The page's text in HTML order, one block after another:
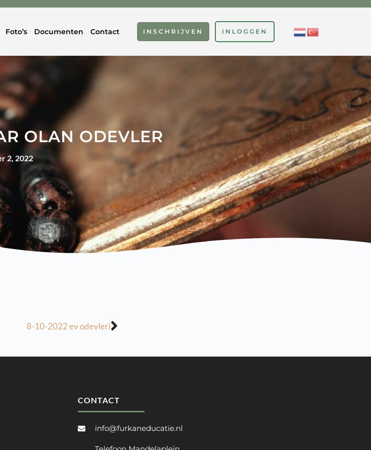
Foto’s Documenten Contact INSCHRIJVEN INLOGGEN
OLAN ODEVLER
2, 2022
8-10-2022 ev odevleri
CONTACT
info@furkaneducatie.nl